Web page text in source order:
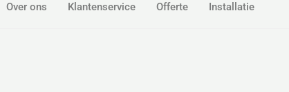
Over ons Klantenservice Offerte Installatie